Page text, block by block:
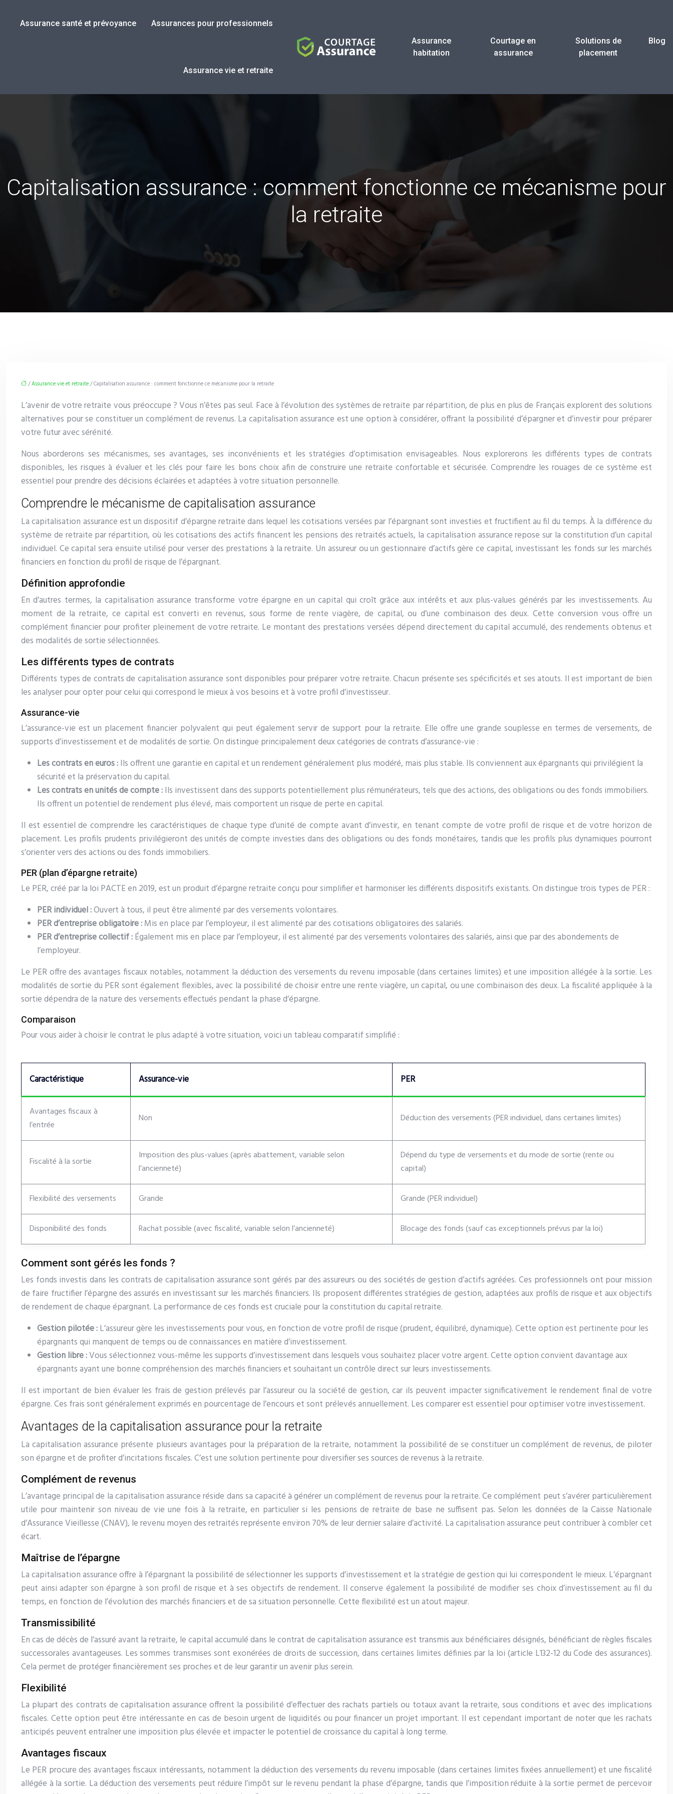
Assurances pour professionnels
Assurance santé et prévoyance
Assurance vie et retraite
Assurance
habitation
Courtage en
assurance
Solutions de
placement
Blog
Capitalisation assurance : comment fonctionne ce mécanisme pour
la retraite
/Assurance vie et retraite/ Capitalisation assurance : comment fonctionne ce mécanisme pour la retraite
L’avenir de votre retraite vous préoccupe ? Vous n’êtes pas seul. Face à l’évolution des systèmes de retraite par répartition, de plus en plus de Français explorent des solutions
alternatives pour se constituer un complément de revenus. La capitalisation assurance est une option à considérer, offrant la possibilité d’épargner et d’investir pour préparer
votre futur avec sérénité.
Nous aborderons ses mécanismes, ses avantages, ses inconvénients et les stratégies d’optimisation envisageables. Nous explorerons les différents types de contrats
disponibles, les risques à évaluer et les clés pour faire les bons choix afin de construire une retraite confortable et sécurisée. Comprendre les rouages de ce système est
essentiel pour prendre des décisions éclairées et adaptées à votre situation personnelle.
Comprendre le mécanisme de capitalisation assurance
La capitalisation assurance est un dispositif d’épargne retraite dans lequel les cotisations versées par l’épargnant sont investies et fructifient au fil du temps. À la différence du
système de retraite par répartition, où les cotisations des actifs financent les pensions des retraités actuels, la capitalisation assurance repose sur la constitution d’un capital
individuel. Ce capital sera ensuite utilisé pour verser des prestations à la retraite. Un assureur ou un gestionnaire d’actifs gère ce capital, investissant les fonds sur les marchés
financiers en fonction du profil de risque de l’épargnant.
Définition approfondie
En d’autres termes, la capitalisation assurance transforme votre épargne en un capital qui croît grâce aux intérêts et aux plus-values générés par les investissements. Au
moment de la retraite, ce capital est converti en revenus, sous forme de rente viagère, de capital, ou d’une combinaison des deux. Cette conversion vous offre un
complément financier pour profiter pleinement de votre retraite. Le montant des prestations versées dépend directement du capital accumulé, des rendements obtenus et
des modalités de sortie sélectionnées.
Les différents types de contrats
Différents types de contrats de capitalisation assurance sont disponibles pour préparer votre retraite. Chacun présente ses spécificités et ses atouts. Il est important de bien
les analyser pour opter pour celui qui correspond le mieux à vos besoins et à votre profil d’investisseur.
Assurance-vie
L’assurance-vie est un placement financier polyvalent qui peut également servir de support pour la retraite. Elle offre une grande souplesse en termes de versements, de
supports d’investissement et de modalités de sortie. On distingue principalement deux catégories de contrats d’assurance-vie :
Les contrats en euros :Ils offrent une garantie en capital et un rendement généralement plus modéré, mais plus stable. Ils conviennent aux épargnants qui privilégient la
sécurité et la préservation du capital.
Les contrats en unités de compte :Ils investissent dans des supports potentiellement plus rémunérateurs, tels que des actions, des obligations ou des fonds immobiliers.
Ils offrent un potentiel de rendement plus élevé, mais comportent un risque de perte en capital.
Il est essentiel de comprendre les caractéristiques de chaque type d’unité de compte avant d’investir, en tenant compte de votre profil de risque et de votre horizon de
placement. Les profils prudents privilégieront des unités de compte investies dans des obligations ou des fonds monétaires, tandis que les profils plus dynamiques pourront
s’orienter vers des actions ou des fonds immobiliers.
PER (plan d’épargne retraite)
Le PER, créé par la loi PACTE en 2019, est un produit d’épargne retraite conçu pour simplifier et harmoniser les différents dispositifs existants. On distingue trois types de PER :
PER individuel :Ouvert à tous, il peut être alimenté par des versements volontaires.
PER d’entreprise obligatoire :Mis en place par l’employeur, il est alimenté par des cotisations obligatoires des salariés.
PER d’entreprise collectif :Également mis en place par l’employeur, il est alimenté par des versements volontaires des salariés, ainsi que par des abondements de
l’employeur.
Le PER offre des avantages fiscaux notables, notamment la déduction des versements du revenu imposable (dans certaines limites) et une imposition allégée à la sortie. Les
modalités de sortie du PER sont également flexibles, avec la possibilité de choisir entre une rente viagère, un capital, ou une combinaison des deux. La fiscalité appliquée à la
sortie dépendra de la nature des versements effectués pendant la phase d’épargne.
Comparaison
Pour vous aider à choisir le contrat le plus adapté à votre situation, voici un tableau comparatif simplifié :
Caractéristique Assurance-vie PER
Avantages fiscaux à
l’entrée
Non Déduction des versements (PER individuel, dans certaines limites)
Fiscalité à la sortie
Imposition des plus-values (après abattement, variable selon
l’ancienneté)
Dépend du type de versements et du mode de sortie (rente ou
capital)
Flexibilité des versements Grande Grande (PER individuel)
Disponibilité des fonds Rachat possible (avec fiscalité, variable selon l’ancienneté) Blocage des fonds (sauf cas exceptionnels prévus par la loi)
Comment sont gérés les fonds ?
Les fonds investis dans les contrats de capitalisation assurance sont gérés par des assureurs ou des sociétés de gestion d’actifs agréées. Ces professionnels ont pour mission
de faire fructifier l’épargne des assurés en investissant sur les marchés financiers. Ils proposent différentes stratégies de gestion, adaptées aux profils de risque et aux objectifs
de rendement de chaque épargnant. La performance de ces fonds est cruciale pour la constitution du capital retraite.
Gestion pilotée :L’assureur gère les investissements pour vous, en fonction de votre profil de risque (prudent, équilibré, dynamique). Cette option est pertinente pour les
épargnants qui manquent de temps ou de connaissances en matière d’investissement.
Gestion libre :Vous sélectionnez vous-même les supports d’investissement dans lesquels vous souhaitez placer votre argent. Cette option convient davantage aux
épargnants ayant une bonne compréhension des marchés financiers et souhaitant un contrôle direct sur leurs investissements.
Il est important de bien évaluer les frais de gestion prélevés par l’assureur ou la société de gestion, car ils peuvent impacter significativement le rendement final de votre
épargne. Ces frais sont généralement exprimés en pourcentage de l’encours et sont prélevés annuellement. Les comparer est essentiel pour optimiser votre investissement.
Avantages de la capitalisation assurance pour la retraite
La capitalisation assurance présente plusieurs avantages pour la préparation de la retraite, notamment la possibilité de se constituer un complément de revenus, de piloter
son épargne et de profiter d’incitations fiscales. C’est une solution pertinente pour diversifier ses sources de revenus à la retraite.
Complément de revenus
L’avantage principal de la capitalisation assurance réside dans sa capacité à générer un complément de revenus pour la retraite. Ce complément peut s’avérer particulièrement
utile pour maintenir son niveau de vie une fois à la retraite, en particulier si les pensions de retraite de base ne suffisent pas. Selon les données de la Caisse Nationale
d’Assurance Vieillesse (CNAV), le revenu moyen des retraités représente environ 70% de leur dernier salaire d’activité. La capitalisation assurance peut contribuer à combler cet
écart.
Maîtrise de l’épargne
La capitalisation assurance offre à l’épargnant la possibilité de sélectionner les supports d’investissement et la stratégie de gestion qui lui correspondent le mieux. L’épargnant
peut ainsi adapter son épargne à son profil de risque et à ses objectifs de rendement. Il conserve également la possibilité de modifier ses choix d’investissement au fil du
temps, en fonction de l’évolution des marchés financiers et de sa situation personnelle. Cette flexibilité est un atout majeur.
Transmissibilité
En cas de décès de l’assuré avant la retraite, le capital accumulé dans le contrat de capitalisation assurance est transmis aux bénéficiaires désignés, bénéficiant de règles fiscales
successorales avantageuses. Les sommes transmises sont exonérées de droits de succession, dans certaines limites définies par la loi (article L132-12 du Code des assurances).
Cela permet de protéger financièrement ses proches et de leur garantir un avenir plus serein.
Flexibilité
La plupart des contrats de capitalisation assurance offrent la possibilité d’effectuer des rachats partiels ou totaux avant la retraite, sous conditions et avec des implications
fiscales. Cette option peut être intéressante en cas de besoin urgent de liquidités ou pour financer un projet important. Il est cependant important de noter que les rachats
anticipés peuvent entraîner une imposition plus élevée et impacter le potentiel de croissance du capital à long terme.
Avantages fiscaux
Le PER procure des avantages fiscaux intéressants, notamment la déduction des versements du revenu imposable (dans certaines limites fixées annuellement) et une fiscalité
allégée à la sortie. La déduction des versements peut réduire l’impôt sur le revenu pendant la phase d’épargne, tandis que l’imposition réduite à la sortie permet de percevoir